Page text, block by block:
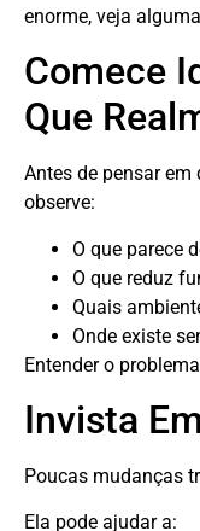
enorme, veja
Comece
Que
Antes de pensar em
observe:
O que parece
O que reduz
Quais
Onde existe
Entender o
Invista
Poucas mudanças
Ela pode ajudar a: